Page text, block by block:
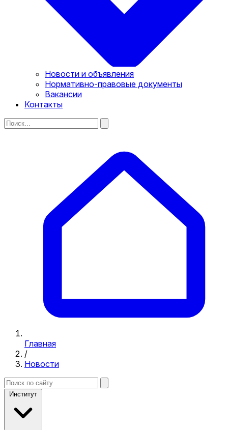
Новости и объявления
Нормативно-правовые документы
Вакансии
Контакты
Главная
/
Новости
Институт